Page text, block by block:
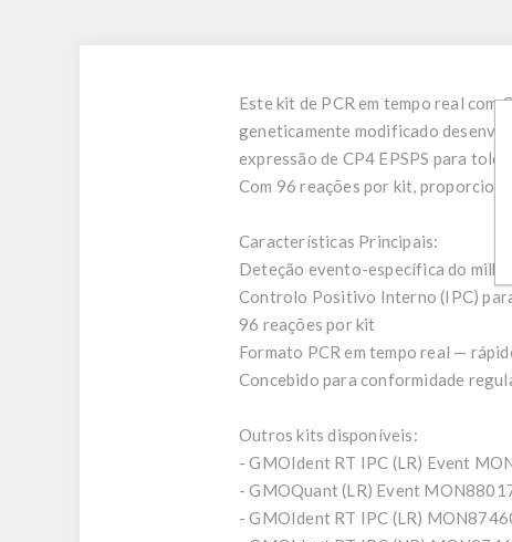
Este kit de PCR em tempo real
geneticamente modificado
expressão de CP4 EPSPS para
Com 96 reações por kit,
Características Principais:
Deteção evento-específica do
Controlo Positivo Interno (IPC)
96 reações por kit
Formato PCR em tempo real —
Concebido para conformidade
Outros kits disponíveis:
- GMOIdent RT IPC (LR) Event
- GMOQuant (LR) Event
- GMOIdent RT IPC (LR)